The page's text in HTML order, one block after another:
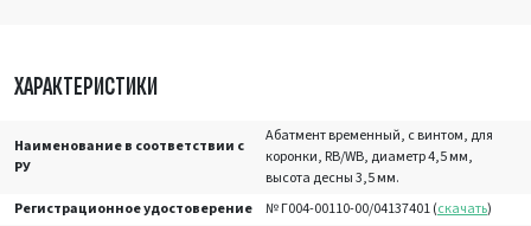
ХАРАКТЕРИСТИКИ
Наименование в соответствии с
РУ
Абатмент временный, с винтом, для
коронки, RB/WB, диаметр 4,5 мм,
высота десны 3,5 мм.
Регистрационное удостоверение
№ Г004-00110-00/04137401 (скачать)